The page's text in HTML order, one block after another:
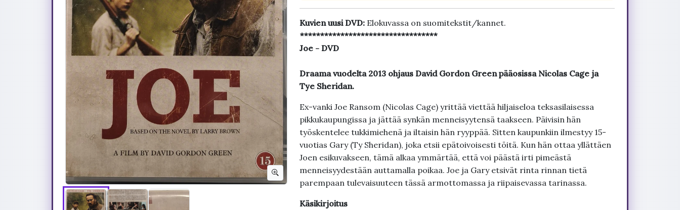
Kuvien uusi DVD: Elokuvassa on suomitekstit/kannet.
**********************************
Joe - DVD
Draama vuodelta 2013 ohjaus David Gordon Green pääosissa Nicolas Cage ja
Tye Sheridan.
Ex-vanki Joe Ransom (Nicolas Cage) yrittää viettää hiljaiseloa teksasilaisessa
pikkukaupungissa ja jättää synkän menneisyytensä taakseen. Päivisin hän
työskentelee tukkimiehenä ja iltaisin hän ryyppää. Sitten kaupunkiin ilmestyy 15-
vuotias Gary (Ty Sheridan), joka etsii epätoivoisesti töitä. Kun hän ottaa yllättäen
Joen esikuvakseen, tämä alkaa ymmärtää, että voi päästä irti pimeästä
menneisyydestään auttamalla poikaa. Joe ja Gary etsivät rinta rinnan tietä
parempaan tulevaisuuteen tässä armottomassa ja riipaisevassa tarinassa.
Käsikirjoitus